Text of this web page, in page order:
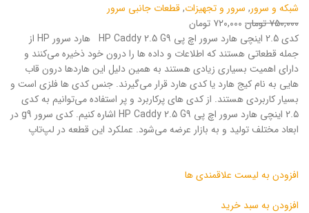
شبکه و سرور, سرور و تجهیزات,قطعات جانبی سرور
۷۵۰,۰۰۰ تومان
۷۲۰,۰۰۰ تومان
کدی 2.5 اینچی هارد سرور اچ پی HP Caddy 2.5 G9 هارد سرور HP از
جمله قطعاتی هستند که اطلاعات و داده ها را درون خود ذخیره می‌کنند و
دارای اهمیت بسیاری زیادی هستند به همین دلیل این هاردها درون قاب
هایی به نام کیج هارد یا کدی هارد قرار می‌گیرند. جنس کدی ها فلزی است و
بسیار کاربردی هستند. از کدی های پرکاربرد و پر استفاده می‌توانیم به کدی
۲.۵ اینچی هارد سرور اچ پی HP Caddy 2.5 G9 اشاره کنیم. کدی سرور g9 در
ابعاد مختلف تولید و به بازار عرضه می‌شود. عملکرد این قطعه‌ در لپ‌تاپ
افزودن به لیست علاقمندی ها
افزودن به سبد خرید